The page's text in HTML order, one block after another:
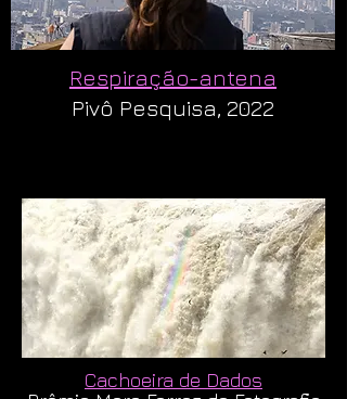
Respiração-antena
Pivô Pesquisa, 2022
Cachoeira de Dados